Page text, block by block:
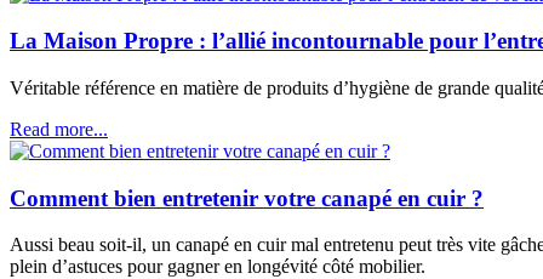
La Maison Propre : l’allié incontournable pour
Véritable référence en matière de produits d’hygiène de grande
Read more...
Comment bien entretenir votre canapé en cuir ?
Aussi beau soit-il, un canapé en cuir mal entretenu peut très vite
plein d’astuces pour gagner en longévité côté mobilier.